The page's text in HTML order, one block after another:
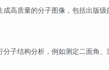
成高质量的分子图像，包括出版
子结构分析，例如测定二面角、